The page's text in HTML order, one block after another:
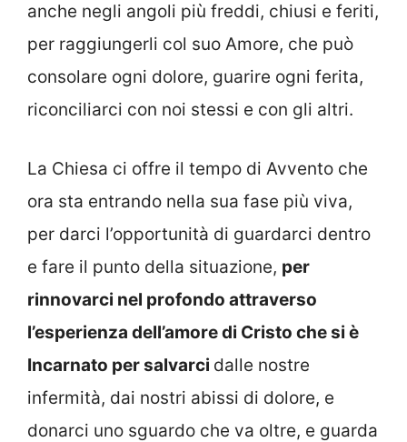
anche negli angoli più freddi, chiusi e feriti,
per raggiungerli col suo Amore, che può
consolare ogni dolore, guarire ogni ferita,
riconciliarci con noi stessi e con gli altri.
La Chiesa ci offre il tempo di Avvento che
ora sta entrando nella sua fase più viva,
per darci l’opportunità di guardarci dentro
e fare il punto della situazione, per
rinnovarci nel profondo attraverso
l’esperienza dell’amore di Cristo che si è
Incarnato per salvarci dalle nostre
infermità, dai nostri abissi di dolore, e
donarci uno sguardo che va oltre, e guarda